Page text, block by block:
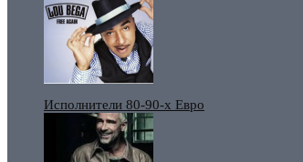
Исполнители 80-90-х Евро